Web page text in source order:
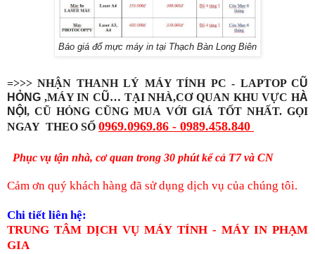
Báo giá đổ mực máy in tại Thạch Bàn Long Biên
=>>> NHẬN THANH LÝ MÁY TÍNH PC - LAPTOP CŨ
HỎNG ,MÁY IN CŨ… TẠI NHÀ,CƠ QUAN KHU VỰC HÀ
NỘI , CŨ HỎNG CŨNG MUA VỚI GIÁ TỐT NHẤT. GỌI
NGAY THEO SỐ 0969.0969.86 - 0989.458.840
Phục vụ tận nhà, cơ quan trong 30 phút kể cả T7 và CN
Cảm ơn quý khách hàng đã sử dụng dịch vụ của chúng tôi.
Chi tiết liên hệ:
TRUNG TÂM DỊCH VỤ MÁY TÍNH - MÁY IN PHẠM
GIA